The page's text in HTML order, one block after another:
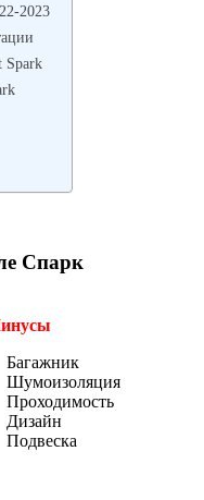
2023
Spark
Спарк
Багажник
Шумоизоляция
Проходимость
Дизайн
Подвеска